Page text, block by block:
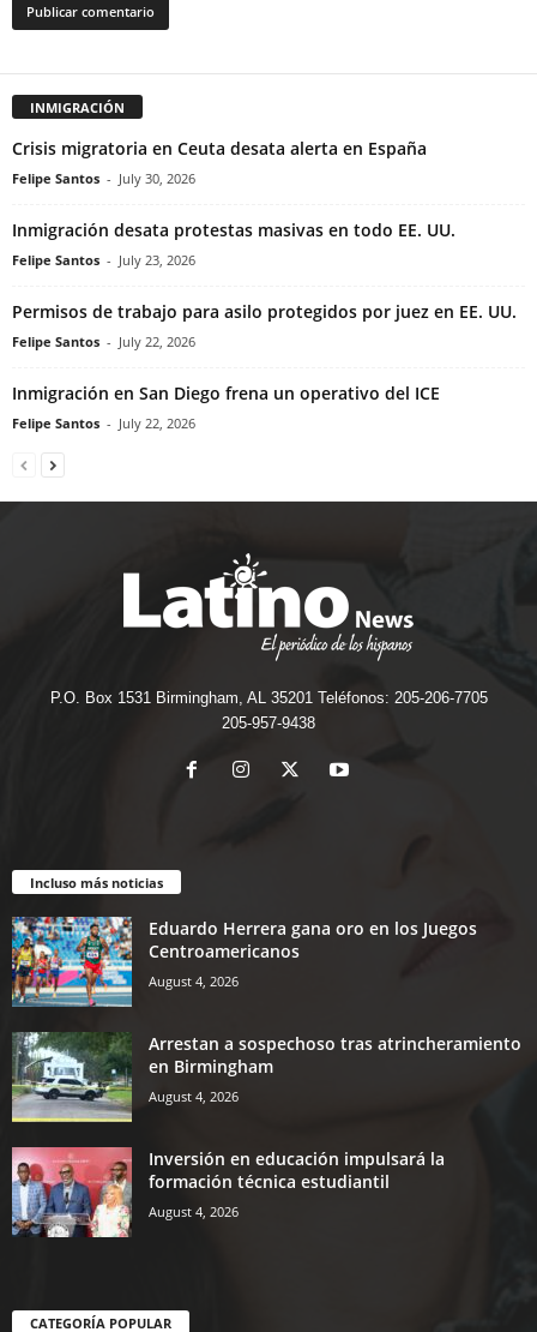
INMIGRACIÓN
Crisis migratoria en Ceuta desata alerta en España
Felipe Santos - July 30, 2026
Inmigración desata protestas masivas en todo EE. UU.
Felipe Santos - July 23, 2026
Permisos de trabajo para asilo protegidos por juez en EE. UU.
Felipe Santos - July 22, 2026
Inmigración en San Diego frena un operativo del ICE
Felipe Santos - July 22, 2026
P.O. Box 1531 Birmingham, AL 35201 Teléfonos: 205-206-7705
205-957-9438
Incluso más noticias
Eduardo Herrera gana oro en los Juegos
Centroamericanos
August 4, 2026
Arrestan a sospechoso tras atrincheramiento
en Birmingham
August 4, 2026
Inversión en educación impulsará la
formación técnica estudiantil
August 4, 2026
CATEGORÍA POPULAR